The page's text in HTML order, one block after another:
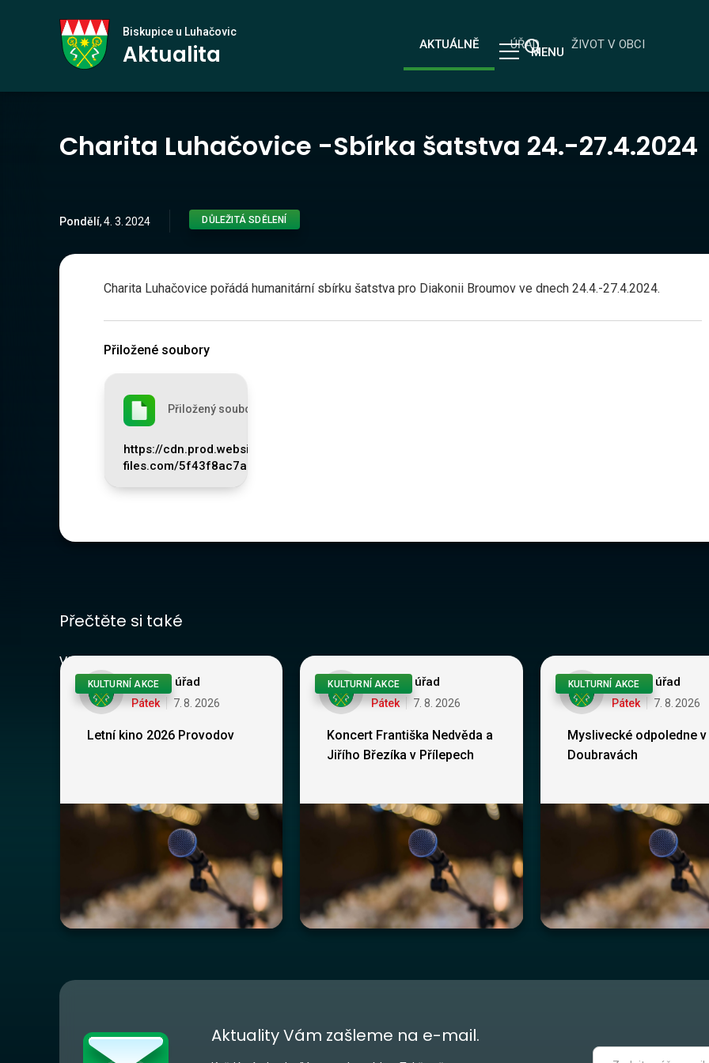
Biskupice
u Luhačovic
AKTUÁLNĚ ÚŘAD ŽIVOT V OBCI
MENU
Biskupice u Luhačovic
Aktualita
Charita Luhačovice -Sbírka šatstva 24.-27.4.2024
Pondělí, 4 3 2024 DŮLEŽITÁ SDĚLENÍ
Charita Luhačovice pořádá humanitární sbírku šatstva pro Diakonii Broumov ve dnech 24.4.-27.4.2024.
Přiložené soubory
Přiložený soubor
https://cdn.prod.website-
files.com/5f43f8ac7aa7b9613d221c8e/65e583d594b5…
Přečtěte si také
Vše
Obecní úřad
Pátek 7. 8 2026
Letní kino 2026 Provodov
KULTURNÍ AKCE Obecní úřad
Pátek 7 8 2026
Koncert Františka Nedvěda a
Jiřího Březíka v Přílepech
KULTURNÍ AKCE Obecní úřad
Pátek 7 8 2026
Myslivecké odpoledne v
Doubravách
KULTURNÍ AKCE
Aktuality Vám zašleme na e-mail.